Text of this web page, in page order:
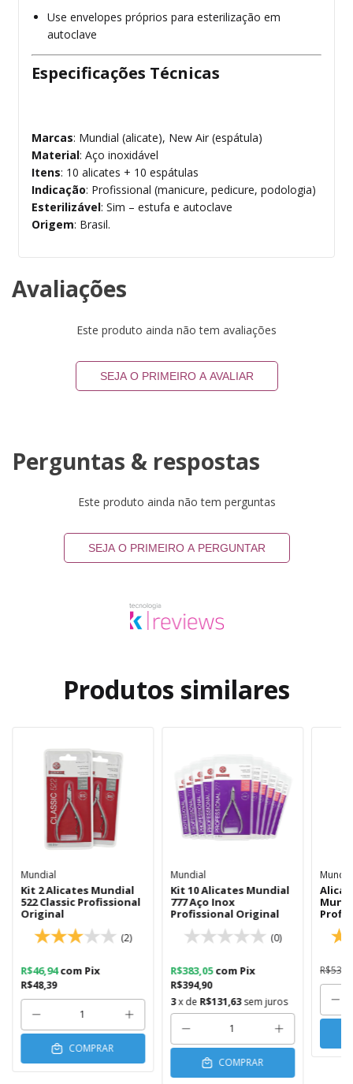
Use envelopes próprios para esterilização em
autoclave
Especificações Técnicas
Marcas: Mundial (alicate), New Air (espátula)
Material: Aço inoxidável
Itens: 10 alicates + 10 espátulas
Indicação: Profissional (manicure, pedicure, podologia)
Esterilizável: Sim – estufa e autoclave
Origem: Brasil.
Avaliações
Este produto ainda não tem avaliações
SEJA O PRIMEIRO A AVALIAR
Perguntas & respostas
Este produto ainda não tem perguntas
SEJA O PRIMEIRO A PERGUNTAR
Produtos similares
Mundial
Kit 2 Alicates Mundial
522 Classic Profissional
Original
(2)
R$48,39
R$46,94com Pix
COMPRAR
Mundial
Kit 10 Alicates Mundial
777 Aço Inox
Profissional Original
(0)
R$394,90
R$383,05com Pix
3x de R$131,63 sem juros
COMPRAR